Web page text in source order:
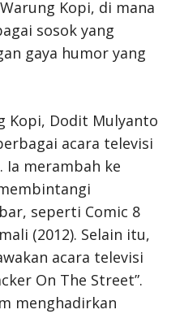
Kopi, di mana
sosok yang
gaya humor yang
Kopi, Dodit Mulyanto
acara televisi
Ia merambah ke
seperti Comic 8
(2012). Selain itu,
acara televisi
On The Street”.
menghadirkan